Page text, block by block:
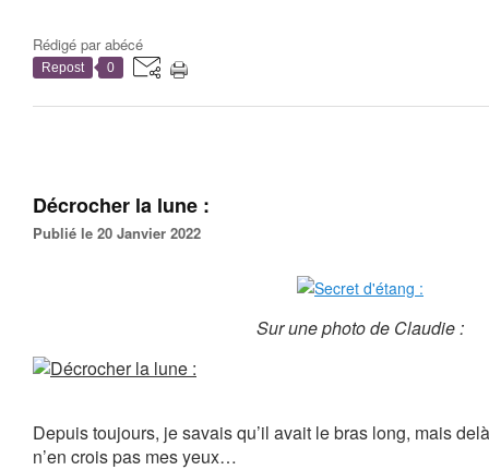
Rédigé parabécé
Repost 0
Décrocher la lune :
Publié le 20 Janvier 2022
Sur une photo de Claudie :
Depuis toujours, je savais qu’il avait le bras long, mais
n’en crois pas mes yeux…